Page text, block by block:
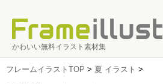
かわいい無料イラスト素材集
フレームイラストTOP > 夏 イラスト >